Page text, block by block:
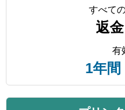
すべて
返
有
1年間